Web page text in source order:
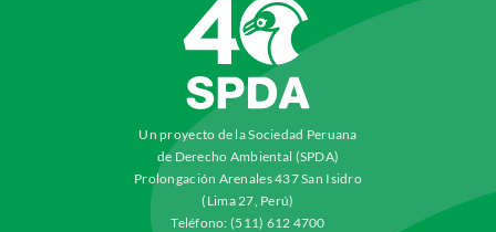
Un proyecto de la Sociedad Peruana
de Derecho Ambiental (SPDA)
Prolongación Arenales 437 San Isidro
(Lima 27, Perú)
Teléfono: (511) 612 4700